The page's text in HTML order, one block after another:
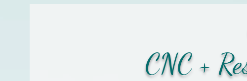
CNC +